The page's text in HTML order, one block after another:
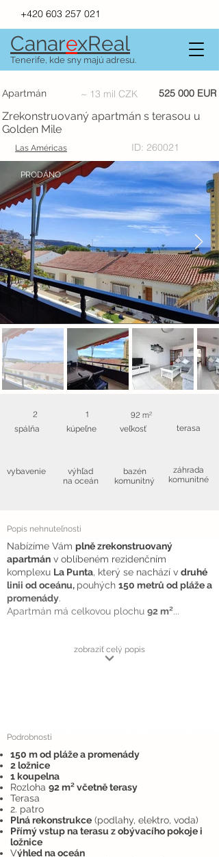
+420 603 257 021
CanarexReal
Tenerife, kde sny majú adresu.
Apartmán ~ 13 mil CZK 525 000 EUR
Zrekonstruovaný apartmán s terasou u
Golden Mile
Las Américas ID: 260021
PRODÁNO
2
spálňa
1
kúpeľne
92 m²
veľkosť
vybavenie
výhľad
na oceán
bazén
komunitný
terasa
záhrada
komunitné
Popis nehnuteľnosti
Nabízíme Vám plně zrekonstruovaný
apartmán v oblíbeném rezidenčním
komplexu La Punta, který se nachází v druhé
linii od oceánu, pouhých 150 metrů od pláže a
promenády.
Apartmán má celkovou plochu 92 m²...
zobraziť celý popis
Podrobnosti
150 m od pláže a promenády
2 ložnice
1 koupelna
Rozloha 92 m² včetně terasy
Terasa
2. patro
Plná rekonstrukce (podlahy, elektro, voda)
Přímý vstup na terasu z obývacího pokoje i
ložnice
Výhled na oceán